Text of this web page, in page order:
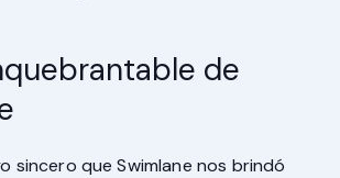
de
sincero que Swimlane nos brindó